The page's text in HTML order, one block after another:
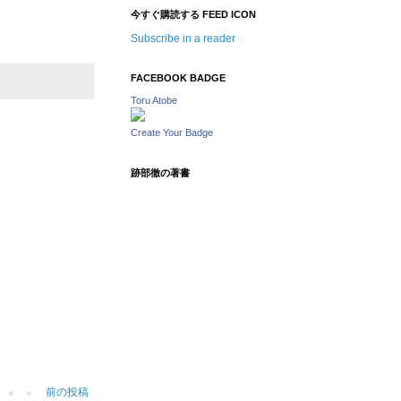
前の投稿
今すぐ購読する FEED ICON
Subscribe in a reader
FACEBOOK BADGE
Toru Atobe
Create Your Badge
跡部徹の著書